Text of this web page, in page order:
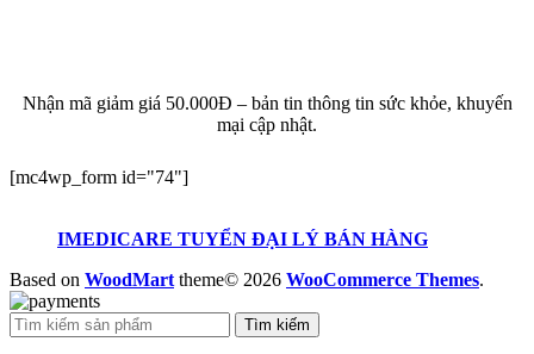
Nhận mã giảm giá 50.000Đ – bản tin thông tin sức khỏe, khuyến
mại cập nhật.
[mc4wp_form id="74"]
IMEDICARE TUYỂN ĐẠI LÝ BÁN HÀNG
Based on WoodMart theme© 2026 WooCommerce Themes.
Tìm kiếm